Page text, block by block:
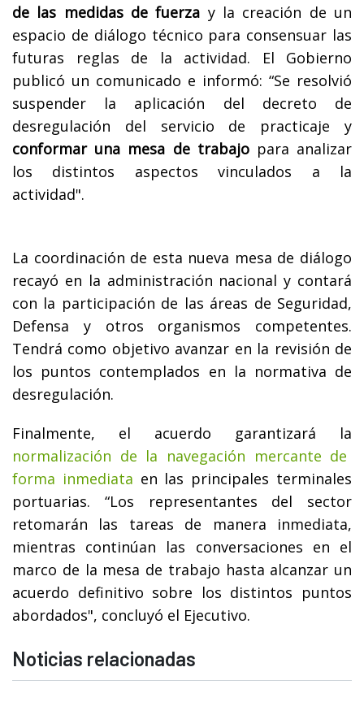
de las medidas de fuerza y la creación de un
espacio de diálogo técnico para consensuar las
futuras reglas de la actividad. El Gobierno
publicó un comunicado e informó: “Se resolvió
suspender la aplicación del decreto de
desregulación del servicio de practicaje y
conformar una mesa de trabajo para analizar
los distintos aspectos vinculados a la
actividad".
La coordinación de esta nueva mesa de diálogo
recayó en la administración nacional y contará
con la participación de las áreas de Seguridad,
Defensa y otros organismos competentes.
Tendrá como objetivo avanzar en la revisión de
los puntos contemplados en la normativa de
desregulación.
Finalmente, el acuerdo garantizará la
normalización de la navegación mercante de
forma inmediata en las principales terminales
portuarias. “Los representantes del sector
retomarán las tareas de manera inmediata,
mientras continúan las conversaciones en el
marco de la mesa de trabajo hasta alcanzar un
acuerdo definitivo sobre los distintos puntos
abordados", concluyó el Ejecutivo.
Noticias relacionadas